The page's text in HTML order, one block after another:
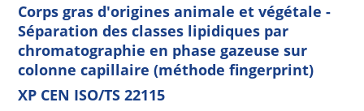
Corps gras d'origines animale et végétale -
Séparation des classes lipidiques par
chromatographie en phase gazeuse sur
colonne capillaire (méthode fingerprint)
XP CEN ISO/TS 22115